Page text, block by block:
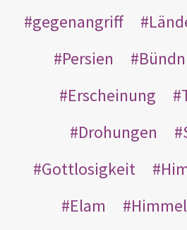
gegenangriff
Persien
Erscheinung
Drohungen
Gottlosigkeit
Elam